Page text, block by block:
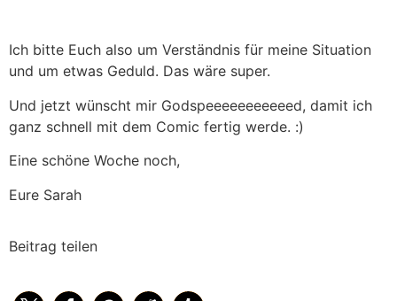
Ich bitte Euch also um Verständnis für meine Situation
und um etwas Geduld. Das wäre super.
Und jetzt wünscht mir Godspeeeeeeeeeeed, damit ich
ganz schnell mit dem Comic fertig werde. :)
Eine schöne Woche noch,
Eure Sarah
Beitrag teilen